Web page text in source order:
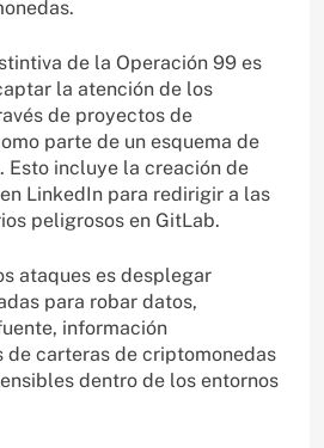
de la Operación 99 es
la atención de los
de proyectos de
parte de un esquema de
Esto incluye la creación de
LinkedIn para redirigir a las
peligrosos en GitLab.
ataques es desplegar
para robar datos,
información
de carteras de criptomonedas
dentro de los entornos